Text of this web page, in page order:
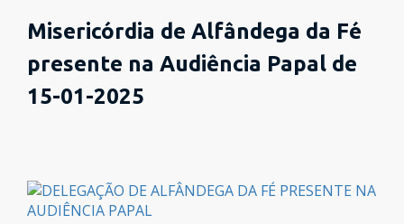
Misericórdia de Alfândega da Fé
presente na Audiência Papal de
15-01-2025